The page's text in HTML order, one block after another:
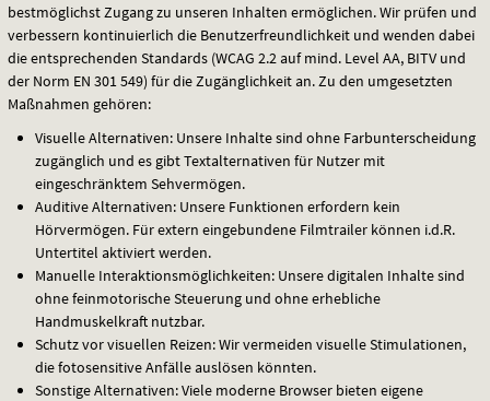
bestmöglichst Zugang zu unseren Inhalten ermöglichen. Wir prüfen und
verbessern kontinuierlich die Benutzerfreundlichkeit und wenden dabei
die entsprechenden Standards (WCAG 2.2 auf mind. Level AA, BITV und
der Norm EN 301 549) für die Zugänglichkeit an. Zu den umgesetzten
Maßnahmen gehören:
Visuelle Alternativen: Unsere Inhalte sind ohne Farbunterscheidung
zugänglich und es gibt Textalternativen für Nutzer mit
eingeschränktem Sehvermögen.
Auditive Alternativen: Unsere Funktionen erfordern kein
Hörvermögen. Für extern eingebundene Filmtrailer können i.d.R.
Untertitel aktiviert werden.
Manuelle Interaktionsmöglichkeiten: Unsere digitalen Inhalte sind
ohne feinmotorische Steuerung und ohne erhebliche
Handmuskelkraft nutzbar.
Schutz vor visuellen Reizen: Wir vermeiden visuelle Stimulationen,
die fotosensitive Anfälle auslösen könnten.
Sonstige Alternativen: Viele moderne Browser bieten eigene